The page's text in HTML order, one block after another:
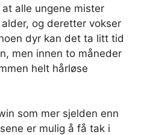
alle ungene mister
og deretter vokser
dyr kan det ta litt tid
men innen to måneder
helt hårløse
som mer sjelden enn
er mulig å få tak i